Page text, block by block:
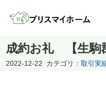
成約お礼 【生駒
2022-12-22 カテゴリ： 取引実